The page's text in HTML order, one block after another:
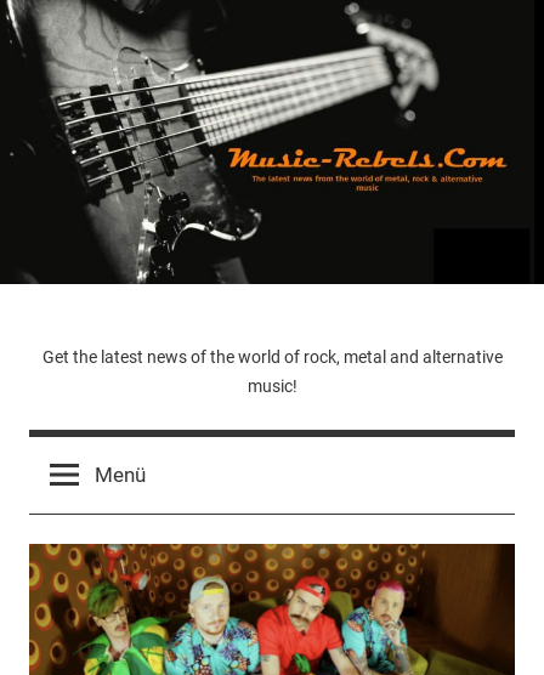
Zum
Inhalt
springen
Music-
Rebels.Com
Get the latest news of the world of rock, metal and alternative
music!
Menü